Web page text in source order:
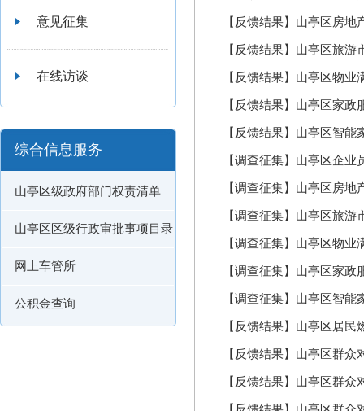
意见征集
在线访谈
综合信息服务
山亭区级政府部门权责清单
山亭区区级行政审批事项目录
网上车管所
公积金查询
【反馈结果】山亭区房地
【反馈结果】山亭区旅游
【反馈结果】山亭区物业
【反馈结果】山亭区家政
【反馈结果】山亭区智能
【调查征集】山亭区企
【调查征集】山亭区房地
【调查征集】山亭区旅游
【调查征集】山亭区物业
【调查征集】山亭区家政
【调查征集】山亭区智能
【反馈结果】山亭区居
【反馈结果】山亭区群
【反馈结果】山亭区群